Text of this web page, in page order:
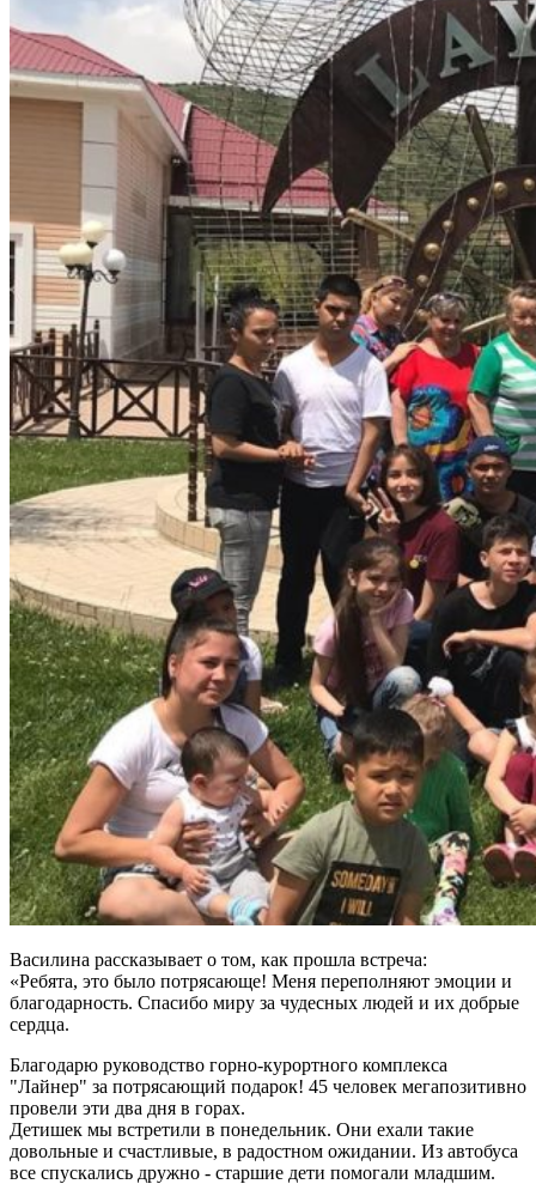
Василина рассказывает о том, как прошла встреча:
«Ребята, это было потрясающе! Меня переполняют эмоции и
благодарность. Спасибо миру за чудесных людей и их добрые
сердца.
Благодарю руководство горно-курортного комплекса
"Лайнер" за потрясающий подарок! 45 человек мегапозитивно
провели эти два дня в горах.
Детишек мы встретили в понедельник. Они ехали такие
довольные и счастливые, в радостном ожидании. Из автобуса
все спускались дружно - старшие дети помогали младшим.